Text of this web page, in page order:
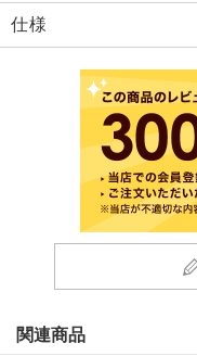
仕様
関連商品